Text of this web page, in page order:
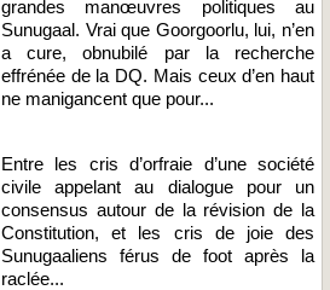
grandes manœuvres politiques au
Sunugaal. Vrai que Goorgoorlu, lui, n’en
a cure, obnubilé par la recherche
effrénée de la DQ. Mais ceux d’en haut
ne manigancent que pour...
Entre les cris d’orfraie d’une société
civile appelant au dialogue pour un
consensus autour de la révision de la
Constitution, et les cris de joie des
Sunugaaliens férus de foot après la
raclée...